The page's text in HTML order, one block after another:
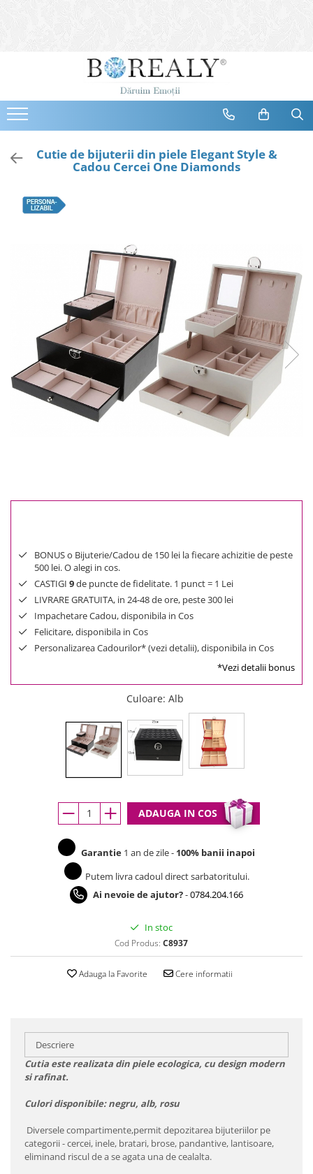
Bijuterii
Cercei
Bratari
Coliere
Tiare
Bijuterii Mirese
Cele mai noi
Cele mai vandute
Cele mai votate
Cu video
Cutie de bijuterii din piele Elegant Style &
Cadou Cercei One Diamonds
BONUS o Bijuterie/Cadou de 150 lei la fiecare achizitie de peste
500 lei. O alegi in cos.
CASTIGI 9de puncte de fidelitate. 1 punct = 1 Lei
LIVRARE GRATUITA, in 24-48 de ore, peste 300 lei
Impachetare Cadou, disponibila in Cos
Felicitare, disponibila in Cos
Personalizarea Cadourilor* (vezi detalii), disponibila in Cos
*Vezi detalii bonus
Culoare: Alb
ADAUGA IN COS
Garantie 1 an de zile - 100% banii inapoi
Putem livra cadoul direct sarbatoritului.
Ai nevoie de ajutor?-0784.204.166
In stoc
Cod Produs: C8937
Adauga la Favorite Cere informatii
Descriere
Cutia este realizata din piele ecologica, cu design modern
si rafinat.
Culori disponibile: negru, alb, rosu
Diversele compartimente,permit depozitarea bijuteriilor pe
categorii - cercei, inele, bratari, brose, pandantive, lantisoare,
eliminand riscul de a se agata una de cealalta.